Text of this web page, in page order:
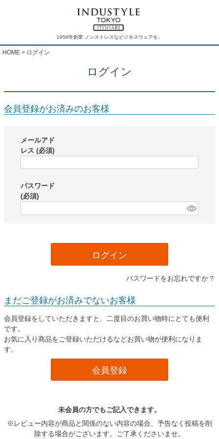
1956年創業 ノンストレスなビジネスウェアを。
HOME ログイン
ログイン
会員登録がお済みのお客様
メールアド
レス (必須)
パスワード
(必須)
ログイン
パスワードをお忘れですか？
まだご登録がお済みでないお客様
会員登録をしていただきますと、二度目のお買い物時にとても便利
です。
お気に入り商品をご登録いただけるなどお買い物が便利になりま
す。
会員登録
未会員の方でもご記入できます。
※レビュー内容が商品と関係のない内容の場合、予告なく投稿を削
除する場合がございます。ご了承くださいませ。